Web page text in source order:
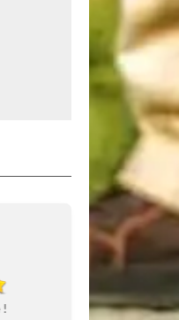
Personnel,